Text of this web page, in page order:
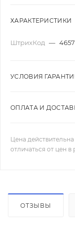
ХАРАКТЕРИСТИКИ
ШтрихКод —
УСЛОВИЯ
ОПЛАТА И
Цена
отличаться от цен в
ОТЗЫВЫ